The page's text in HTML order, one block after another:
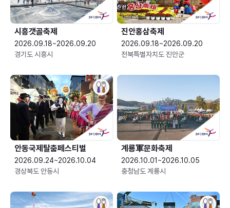
시흥갯골축제
2026.09.18~2026.09.20
경기도 시흥시
진안홍삼축제
2026.09.18~2026.09.20
전북특별자치도 진안군
안동국제탈춤페스티벌
2026.09.24~2026.10.04
경상북도 안동시
2026.10.01~2026.10.05
충청남도 계룡시